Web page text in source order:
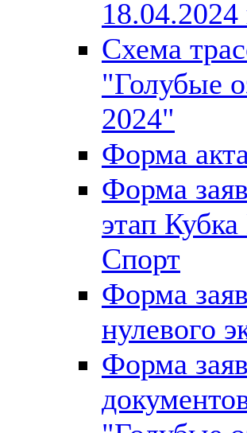
18.04.2024
Схема
"Голубые
2024"
Форма
Форма
этап
Спорт
Форма
нулевого
Форма